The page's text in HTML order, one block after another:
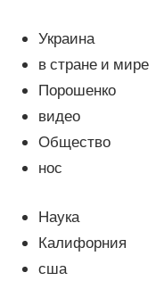
Украина
в стране и мире
Порошенко
видео
Общество
нос
Наука
Калифорния
сша